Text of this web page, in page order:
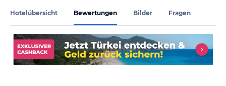
Hotelübersicht Bewertungen Bilder Fragen